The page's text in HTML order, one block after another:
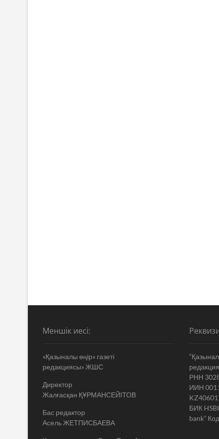
Меншік иесі:
«Қазыналы өңір» газеті
редакциясы» ЖШС
Директор
Жалғасқан ҚҰРМАНСЕЙІТОВ
Бас редактор
Асель ЖЕТПИСБАЕВА
РНН
ИИН
БИК
bank”